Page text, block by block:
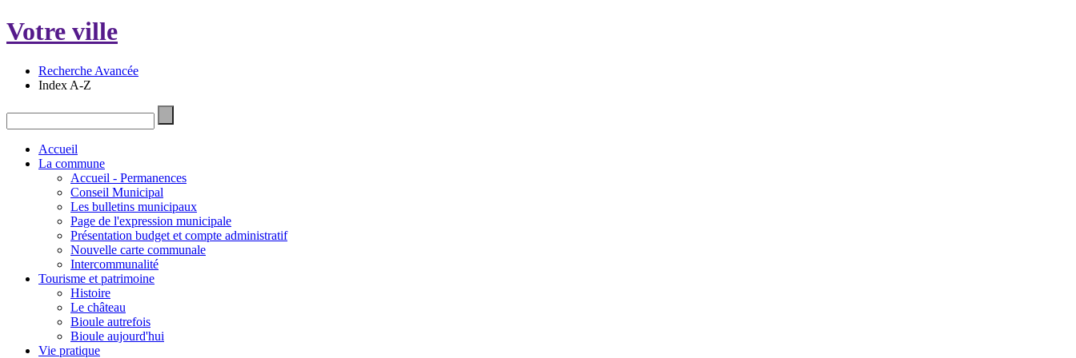
Votre ville
Recherche Avancée
Index A-Z
Accueil
La commune
Accueil - Permanences
Conseil Municipal
Les bulletins municipaux
Page de l'expression municipale
Présentation budget et compte administratif
Nouvelle carte communale
Intercommunalité
Tourisme et patrimoine
Histoire
Le château
Bioule autrefois
Bioule aujourd'hui
Vie pratique